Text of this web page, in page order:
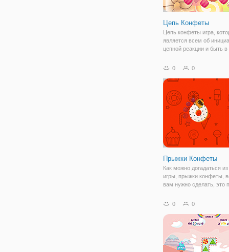
Цепь Конфеты
Цепь конфеты игра,
является всем об
цепной реакции и быть в
взорваться! Сроки и
завершения уровня.
себя все различные
0 0
Прыжки Конфеты
Как можно догадаться
игры, прыжки конфеты,
вам нужно сделать, это
вы можете! Но эти
вращаются вместе с
вас есть
0 0